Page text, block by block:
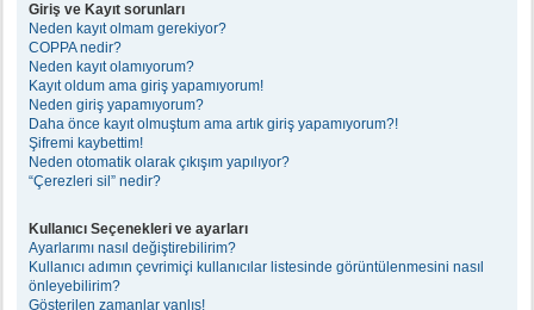
Giriş ve Kayıt sorunları
Neden kayıt olmam gerekiyor?
COPPA nedir?
Neden kayıt olamıyorum?
Kayıt oldum ama giriş yapamıyorum!
Neden giriş yapamıyorum?
Daha önce kayıt olmuştum ama artık giriş yapamıyorum?!
Şifremi kaybettim!
Neden otomatik olarak çıkışım yapılıyor?
“Çerezleri sil” nedir?
Kullanıcı Seçenekleri ve ayarları
Ayarlarımı nasıl değiştirebilirim?
Kullanıcı adımın çevrimiçi kullanıcılar listesinde görüntülenmesini nasıl
önleyebilirim?
Gösterilen zamanlar yanlış!